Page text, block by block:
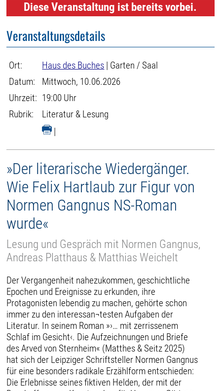
Diese Veranstaltung ist bereits vorbei.
Veranstaltungsdetails
Ort: Haus des Buches | Garten / Saal
Datum:
Mittwoch, 10.06.2026
Uhrzeit: 19:00 Uhr
Rubrik:
Literatur & Lesung
|
»Der literarische Wiedergänger.
Wie Felix Hartlaub zur Figur von
Normen Gangnus NS-Roman
wurde«
Lesung und Gespräch mit Normen Gangnus,
Andreas Platthaus & Matthias Weichelt
Der Vergangenheit nahezukommen, geschichtliche
Epochen und Ereignisse zu erkunden, ihre
Protagonisten lebendig zu machen, gehörte schon
immer zu den interessan¬testen Aufgaben der
Literatur. In seinem Roman »›… mit zerrissenem
Schlaf im Gesicht‹. Die Aufzeichnungen und Briefe
des Arved von Sternheim« (Matthes & Seitz 2025)
hat sich der Leipziger Schriftsteller Normen Gangnus
für eine besonders radikale Erzählform entschieden:
Die Erlebnisse seines fiktiven Helden, der mit der